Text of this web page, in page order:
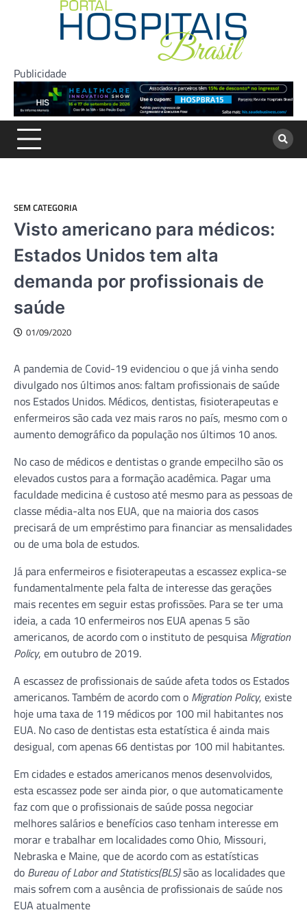
Publicidade
SEM CATEGORIA
Visto americano para médicos:
Estados Unidos tem alta
demanda por profissionais de
saúde
01/09/2020
A pandemia de Covid-19 evidenciou o que já vinha sendo
divulgado nos últimos anos: faltam profissionais de saúde
nos Estados Unidos. Médicos, dentistas, fisioterapeutas e
enfermeiros são cada vez mais raros no país, mesmo com o
aumento demográfico da população nos últimos 10 anos.
No caso de médicos e dentistas o grande empecilho são os
elevados custos para a formação acadêmica. Pagar uma
faculdade medicina é custoso até mesmo para as pessoas de
classe média-alta nos EUA, que na maioria dos casos
precisará de um empréstimo para financiar as mensalidades
ou de uma bola de estudos.
Já para enfermeiros e fisioterapeutas a escassez explica-se
fundamentalmente pela falta de interesse das gerações
mais recentes em seguir estas profissões. Para se ter uma
ideia, a cada 10 enfermeiros nos EUA apenas 5 são
americanos, de acordo com o instituto de pesquisa Migration
Policy, em outubro de 2019.
A escassez de profissionais de saúde afeta todos os Estados
americanos. Também de acordo com o Migration Policy, existe
hoje uma taxa de 119 médicos por 100 mil habitantes nos
EUA. No caso de dentistas esta estatística é ainda mais
desigual, com apenas 66 dentistas por 100 mil habitantes.
Em cidades e estados americanos menos desenvolvidos,
esta escassez pode ser ainda pior, o que automaticamente
faz com que o profissionais de saúde possa negociar
melhores salários e benefícios caso tenham interesse em
morar e trabalhar em localidades como Ohio, Missouri,
Nebraska e Maine, que de acordo com as estatísticas
do Bureau of Labor and Statistics(BLS)são as localidades que
mais sofrem com a ausência de profissionais de saúde nos
EUA atualmente